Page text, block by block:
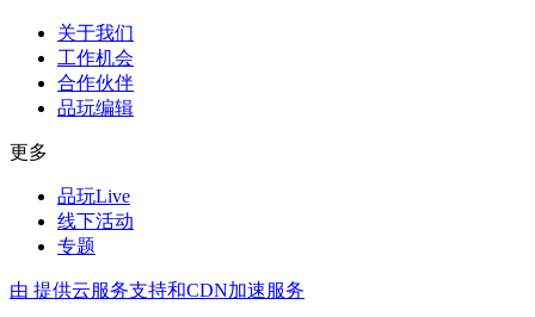
关于我们
工作机会
合作伙伴
品玩编辑
更多
品玩Live
线下活动
专题
由 提供云服务支持和CDN加速服务